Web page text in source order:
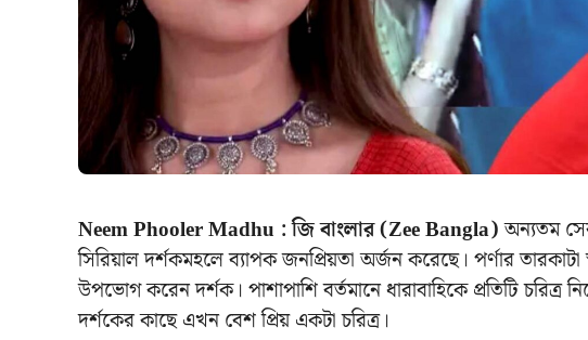
Neem Phooler Madhu : জি বাংলার (Zee Bangla)অন্যতম
সিরিয়াল দর্শকমহলে ব্যাপক জনপ্রিয়তা অর্জন করেছে। পর্ণার
উপভোগ করেন দর্শক। পাশাপাশি বর্তমানে ধারাবাহিকে প্রতিটি
দর্শকের কাছে এখন বেশ প্রিয় একটা চরিত্র।